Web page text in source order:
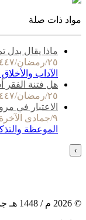
مواد ذات صلة
ماذا يقال بدل
٢٥/رمضان/١٤٤٧ الموافق ١٤/مارس/٢٠٢٦
الآداب والأخلاق
هل فتنة الفقر
٢٥/رمضان/١٤٤٧ الموافق ١٤/مارس/٢٠٢٦
الاعتبار في
٩/جمادى الآخرة/١٤٤٧ الموافق ٣٠/نوفمبر/٢٠٢٥
الموعظة
›
©
2026 م / 1448 هـ